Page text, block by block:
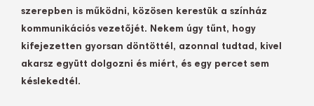
szerepben is működni, közösen kerestük a színház
kommunikációs vezetőjét. Nekem úgy tűnt, hogy
kifejezetten gyorsan döntöttél, azonnal tudtad, kivel
akarsz együtt dolgozni és miért, és egy percet sem
késlekedtél.